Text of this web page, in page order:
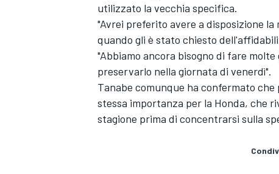
ENDURANCE/GT
utilizzato la vecchia specifica.
"Avrei preferito avere a disposizione
quando gli è stato chiesto
"Abbiamo ancora bisogno di fare
preservarlo nella giornata di venerdì".
Tanabe comunque ha confermato
stessa importanza per la Honda, che
stagione prima di concentrarsi sulla